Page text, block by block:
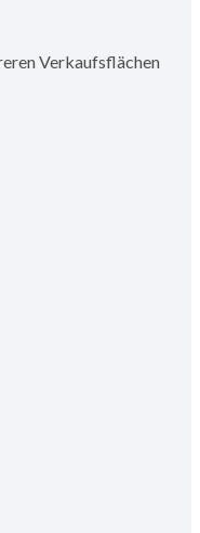
Verkaufsflächen